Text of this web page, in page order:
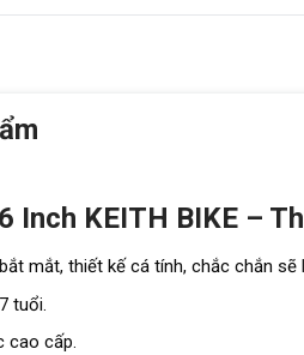
Inch KEITH BIKE –
mắt, thiết kế cá tính, chắc chắn
tuổi.
cao cấp.